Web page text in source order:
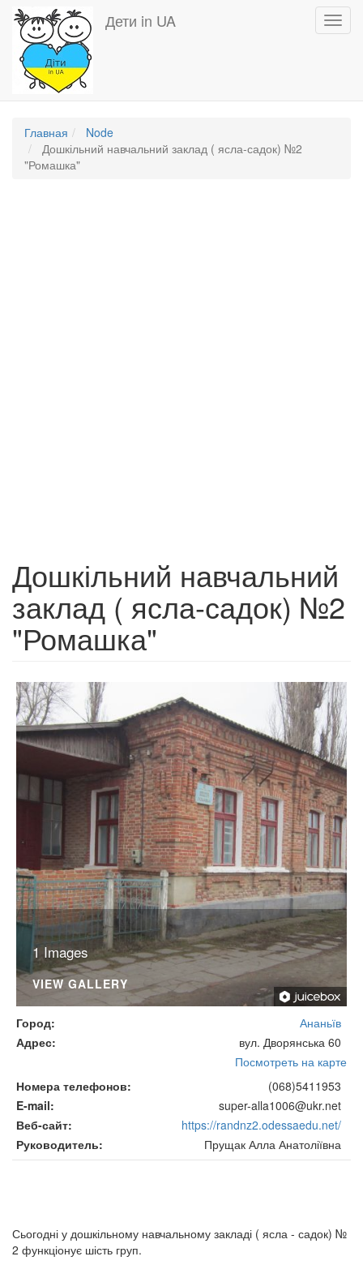
Перейти
основному
содержанию
Дети in UA
Главная
Node
Дошкільний навчальний заклад ( ясла-садок) №2
"Ромашка"
Дошкільний навчальний
заклад ( ясла-садок) №2
"Ромашка"
1 Images
VIEW GALLERY
Город
Ананьїв
Адрес
вул. Дворянська 60
Посмотреть на карте
Номера телефонов
(068)5411953
E-mail
super-alla1006@ukr.net
Веб-сайт
https://randnz2.odessaedu.net/
Руководитель
Прущак Алла Анатоліївна
Сьогодні у дошкільному навчальному закладі ( ясла - садок) №
2 функціонує шість груп.